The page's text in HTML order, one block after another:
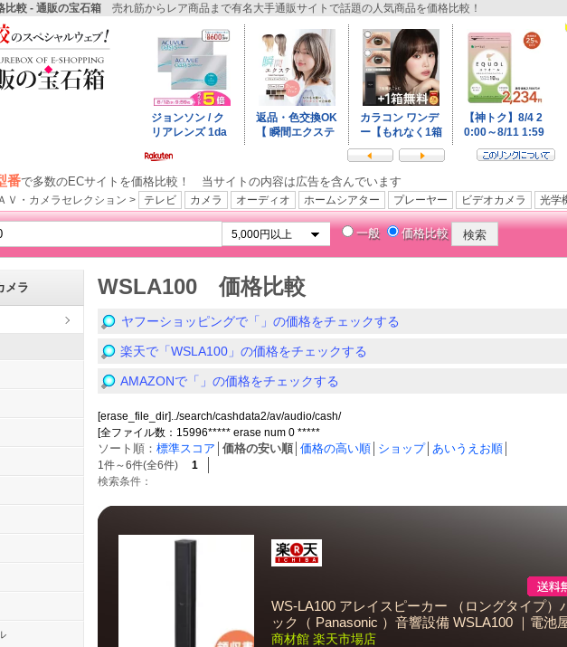
比較 - 通販の宝石箱 売れ筋からレア商品まで有名大手通販サイトで話題の人気商品を価格比較！
番で多数のECサイトを価格比較！ 当サイトの内容は広告を含んでいます
Ｖ・カメラセレクション > テレビ カメラ オーディオ ホームシアター プレーヤー ビデオカメラ 光学
一般 価格比較
メラ WSLA100 価格比較
ヤフーショッピングで「」の価格をチェックする
楽天で「WSLA100」の価格をチェックする
AMAZONで「」の価格をチェックする
[erase_file_dir]../search/cashdata2/av/audio/cash/
[全ファイル数：15996***** erase num 0 *****
ソート順： 標準スコア 価格の安い順 価格の高い順 ショップ│ あいうえお順
1件～6件(全6件)
1
検索条件：
WS-LA100 アレイスピーカー （ロングタイプ）
ック（ Panasonic ）音響設備 WSLA100 ｜電池
商材館 楽天市場店